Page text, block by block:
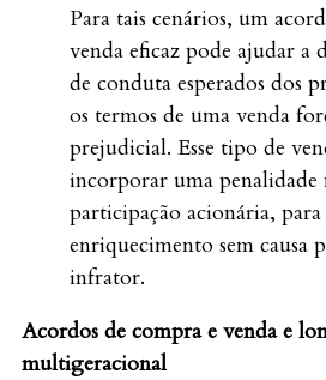
Para tais cenários, um
venda eficaz pode ajudar a
de conduta esperados dos
os termos de uma venda
prejudicial. Esse tipo de
incorporar uma penalidade
participação acionária,
enriquecimento sem causa
infrator.
Acordos de compra e venda e
multigeracional